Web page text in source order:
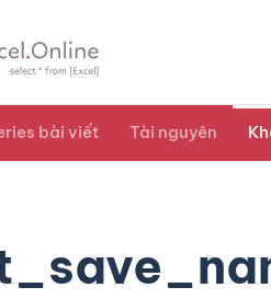
bài viết Tài nguyên